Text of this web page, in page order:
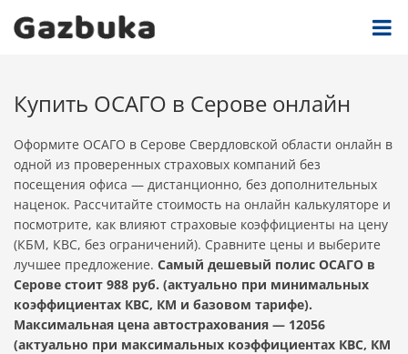
Купить ОСАГО в Серове онлайн
Оформите ОСАГО в Серове Свердловской области онлайн в
одной из проверенных страховых компаний без
посещения офиса — дистанционно, без дополнительных
наценок. Рассчитайте стоимость на онлайн калькуляторе и
посмотрите, как влияют страховые коэффициенты на цену
(КБМ, КВС, без ограничений). Сравните цены и выберите
лучшее предложение. Самый дешевый полис ОСАГО в
Серове стоит 988 руб. (актуально при минимальных
коэффициентах КВС, КМ и базовом тарифе).
Максимальная цена автострахования — 12056
(актуально при максимальных коэффициентах КВС, КМ